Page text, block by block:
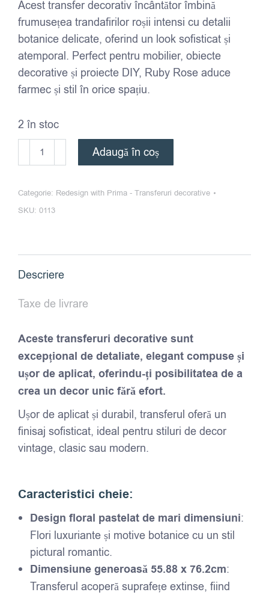
Acest transfer decorativ încântător îmbină
frumusețea trandafirilor roșii intensi cu detalii
botanice delicate, oferind un look sofisticat și
atemporal. Perfect pentru mobilier, obiecte
decorative și proiecte DIY, Ruby Rose aduce
farmec și stil în orice spațiu.
2 în stoc
Cantitate
Redesign
Transfer
Decorativ
Adaugă în coș
Categorie: Redesign with Prima - Transferuri decorative
SKU: 0113
Descriere
Taxe de livrare
Aceste transferuri decorative sunt
excepțional de detaliate, elegant compuse și
ușor de aplicat, oferindu-ți posibilitatea de a
crea un decor unic fără efort.
Ușor de aplicat și durabil, transferul oferă un
finisaj sofisticat, ideal pentru stiluri de decor
vintage, clasic sau modern.
Caracteristici cheie:
Design floral pastelat de mari dimensiuni:
Flori luxuriante și motive botanice cu un stil
pictural romantic.
Dimensiune generoasă 55.88 x 76.2cm:
Transferul acoperă suprafețe extinse, fiind